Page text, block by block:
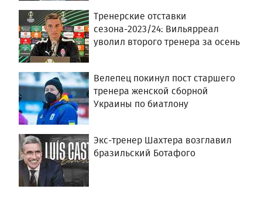
Тренерские отставки
сезона-2023/24: Вильярреал
уволил второго тренера за осень
Велепец покинул пост старшего
тренера женской сборной
Украины по биатлону
Экс-тренер Шахтера возглавил
бразильский Ботафого